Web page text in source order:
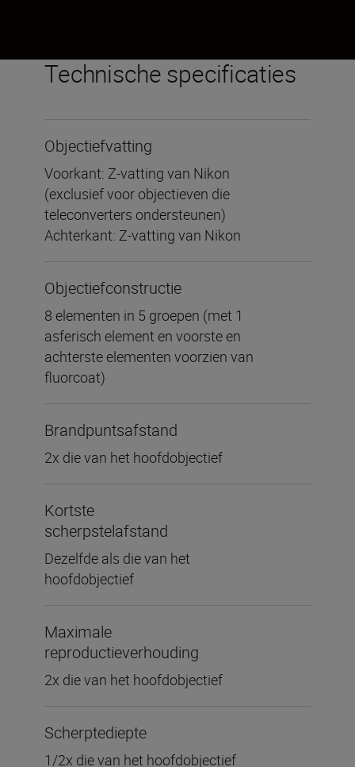
Technische specificaties
Objectiefvatting
Voorkant: Z-vatting van Nikon
(exclusief voor objectieven die
teleconverters ondersteunen)
Achterkant: Z-vatting van Nikon
Objectiefconstructie
8 elementen in 5 groepen (met 1
asferisch element en voorste en
achterste elementen voorzien van
fluorcoat)
Brandpuntsafstand
2x die van het hoofdobjectief
Kortste
scherpstelafstand
Dezelfde als die van het
hoofdobjectief
Maximale
reproductieverhouding
2x die van het hoofdobjectief
Scherptediepte
1/2x die van het hoofdobjectief